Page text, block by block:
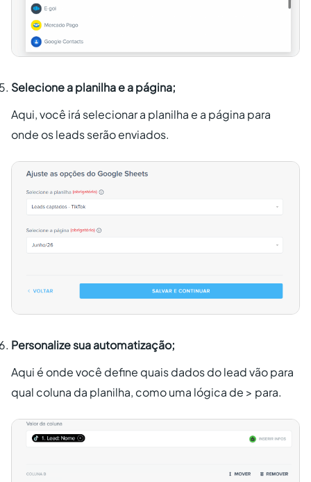
Selecione a planilha e a página;
Aqui, você irá selecionar a planilha e a página para
onde os leads serão enviados.
Personalize sua automatização;
Aqui é onde você define quais dados do lead vão para
qual coluna da planilha, como uma lógica de > para.